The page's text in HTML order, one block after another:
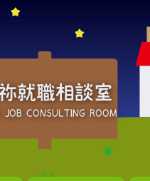
就職相談室
JOB CONSULTING ROOM